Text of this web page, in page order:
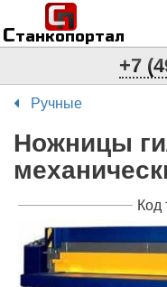
Станкопортал
п
С
+7
Ручные
Ножницы
Код